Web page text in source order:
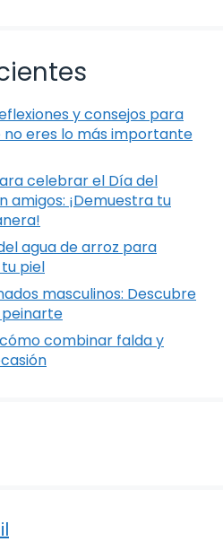
y consejos para
no eres lo más importante
celebrar el Día del
amigos: ¡Demuestra tu
agua de arroz para
piel
masculinos: Descubre
peinarte
combinar falda y